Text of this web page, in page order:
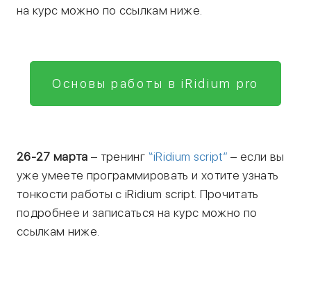
на курс можно по ссылкам ниже.
Основы работы в iRidium pro
26-27 марта – тренинг “iRidium script” – если вы
уже умеете программировать и хотите узнать
тонкости работы с iRidium script. Прочитать
подробнее и записаться на курс можно по
ссылкам ниже.